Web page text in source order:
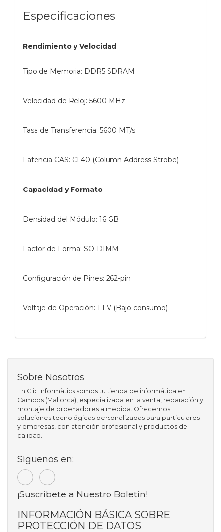
Especificaciones
Rendimiento y Velocidad
Tipo de Memoria: DDR5 SDRAM
Velocidad de Reloj: 5600 MHz
Tasa de Transferencia: 5600 MT/s
Latencia CAS: CL40 (Column Address Strobe)
Capacidad y Formato
Densidad del Módulo: 16 GB
Factor de Forma: SO-DIMM
Configuración de Pines: 262-pin
Voltaje de Operación: 1.1 V (Bajo consumo)
Sobre Nosotros
En Clic Informàtics somos tu tienda de informática en
Campos (Mallorca), especializada en la venta, reparación y
montaje de ordenadores a medida. Ofrecemos
soluciones tecnológicas personalizadas para particulares
y empresas, con atención profesional y productos de
calidad.
Síguenos en:
¡Suscríbete a Nuestro Boletín!
INFORMACIÓN BÁSICA SOBRE
PROTECCIÓN DE DATOS